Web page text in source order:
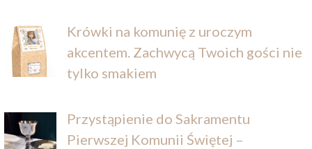
Krówki na komunię z uroczym
akcentem. Zachwycą Twoich gości nie
tylko smakiem
Przystąpienie do Sakramentu
Pierwszej Komunii Świętej –